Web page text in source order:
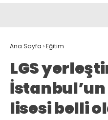
Ana Sayfa ›Eğitim
LGS
lisesi belli